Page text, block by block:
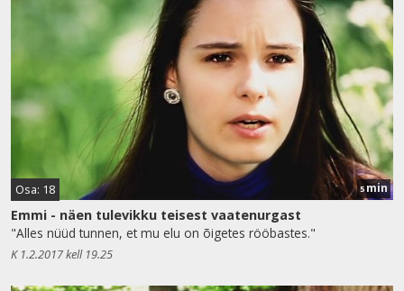
Osa: 18 5min
Emmi - näen tulevikku teisest vaatenurgast
"Alles nüüd tunnen, et mu elu on õigetes rööbastes."
K 1.2.2017 kell 19.25